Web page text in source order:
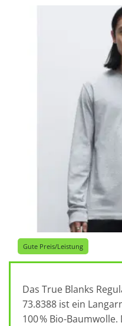
Gute Preis/Leistung
Das True Blanks
73.8388 ist ein
100 % Bio-